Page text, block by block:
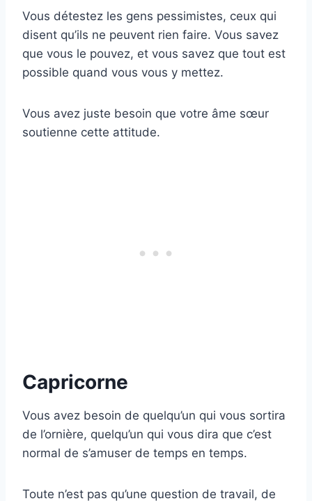
Vous détestez les gens pessimistes, ceux qui
disent qu’ils ne peuvent rien faire. Vous savez
que vous le pouvez, et vous savez que tout est
possible quand vous vous y mettez.
Vous avez juste besoin que votre âme sœur
soutienne cette attitude.
Capricorne
Vous avez besoin de quelqu’un qui vous sortira
de l’ornière, quelqu’un qui vous dira que c’est
normal de s’amuser de temps en temps.
Toute n’est pas qu’une question de travail, de